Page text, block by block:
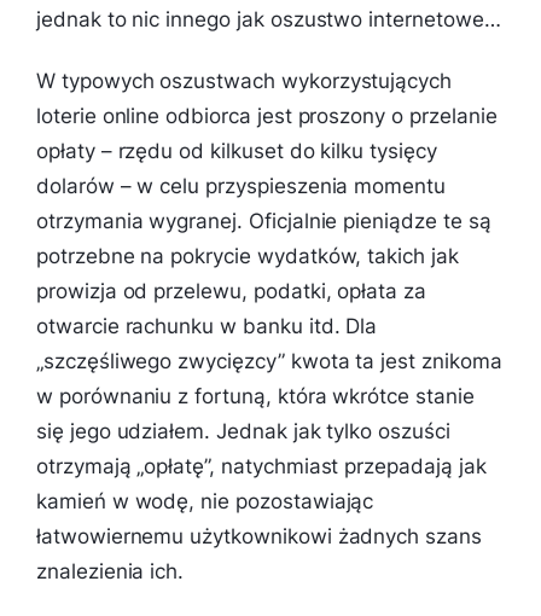
jednak to nic innego jak oszustwo internetowe…
W typowych oszustwach wykorzystujących
loterie online odbiorca jest proszony o przelanie
opłaty – rzędu od kilkuset do kilku tysięcy
dolarów – w celu przyspieszenia momentu
otrzymania wygranej. Oficjalnie pieniądze te są
potrzebne na pokrycie wydatków, takich jak
prowizja od przelewu, podatki, opłata za
otwarcie rachunku w banku itd. Dla
„szczęśliwego zwycięzcy” kwota ta jest znikoma
w porównaniu z fortuną, która wkrótce stanie
się jego udziałem. Jednak jak tylko oszuści
otrzymają „opłatę”, natychmiast przepadają jak
kamień w wodę, nie pozostawiając
łatwowiernemu użytkownikowi żadnych szans
znalezienia ich.